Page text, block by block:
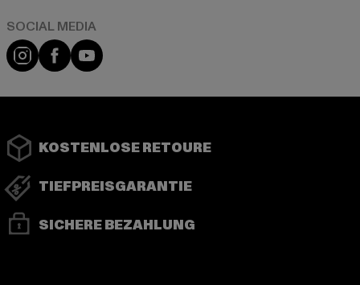
Instagram
FacebookYouTube
KOSTENLOSE RETOURE
TIEFPREISGARANTIE
SICHERE BEZAHLUNG